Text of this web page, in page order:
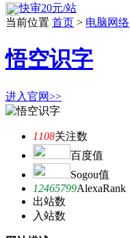
快审20元/站
当前位置 首页 > 电脑网络
悟空识字
进入官网>>
1108关注数
百度值
Sogou值
12465799AlexaRank
出站数
入站数